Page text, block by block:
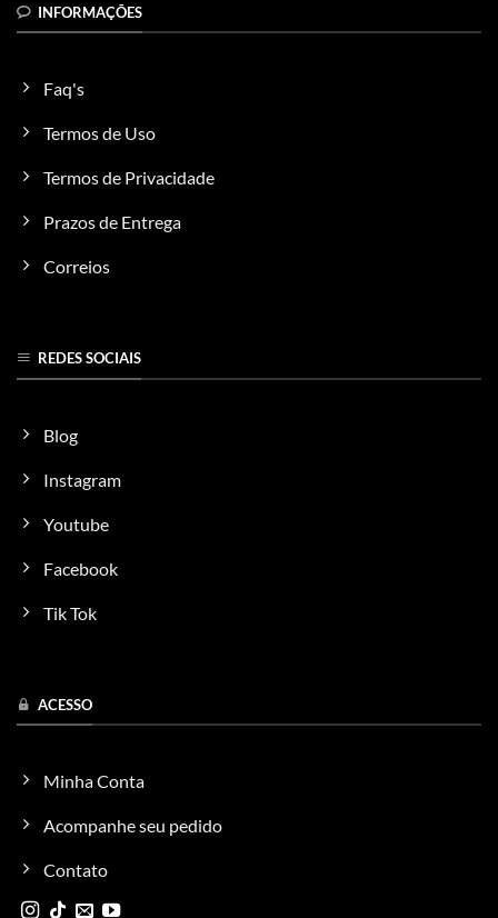
INFORMAÇÕES
Faq's
Termos de Uso
Termos de Privacidade
Prazos de Entrega
Correios
REDES SOCIAIS
Blog
Instagram
Youtube
Facebook
Tik Tok
ACESSO
Minha Conta
Acompanhe seu pedido
Contato